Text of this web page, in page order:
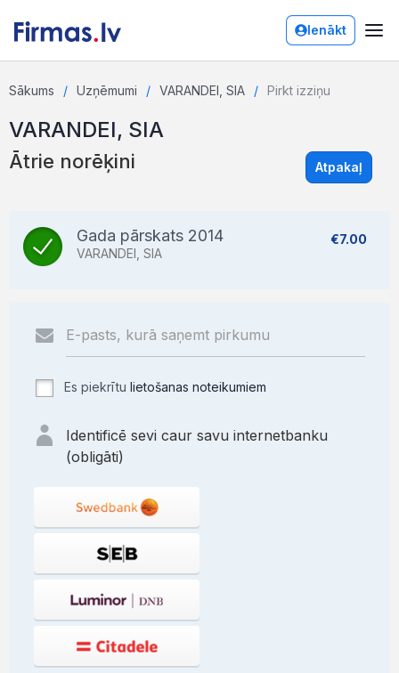
Ienākt
Sākums Uzņēmumi VARANDEI, SIA Pirkt izziņu
VARANDEI, SIA
Ātrie norēķini Atpakaļ
Gada pārskats 2014
VARANDEI, SIA
€7.00
Es piekrītu lietošanas noteikumiem
Identificē sevi caur savu internetbanku
(obligāti)